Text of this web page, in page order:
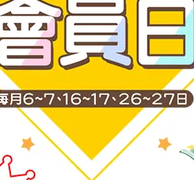
偷奶爸4 UNO 遊戲卡 卡牌 桌
益智遊戲 小小兵 minions
折
加入購物車
【日本正版授權商品】